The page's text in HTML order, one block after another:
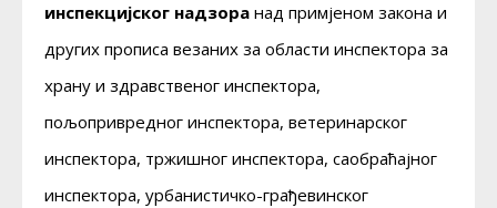
инспекцијског надзора над примјеном закона и
других прописа везаних за области инспектора за
храну и здравственог инспектора,
пољопривредног инспектора, ветеринарског
инспектора, тржишног инспектора, саобраћајног
инспектора, урбанистичко-грађевинског